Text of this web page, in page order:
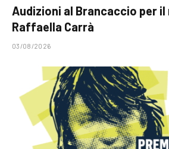
Audizioni al Brancaccio per il
Raffaella Carrà
03/08/2026